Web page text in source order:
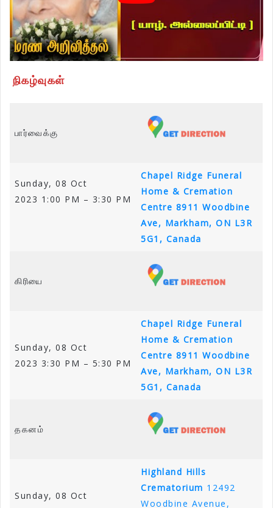
நிகழ்வுகள்
பார்வைக்கு
Sunday, 08 Oct
2023 1:00 PM – 3:30 PM
Chapel Ridge Funeral
Home & Cremation
Centre 8911 Woodbine
Ave, Markham, ON L3R
5G1, Canada
கிரியை
Sunday, 08 Oct
2023 3:30 PM – 5:30 PM
Chapel Ridge Funeral
Home & Cremation
Centre 8911 Woodbine
Ave, Markham, ON L3R
5G1, Canada
தகனம்
Sunday, 08 Oct
Highland Hills
Crematorium 12492
Woodbine Avenue,